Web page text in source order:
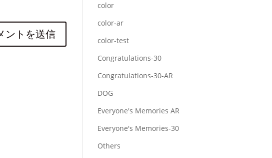
color
color-ar
color-test
Congratulations-30
Congratulations-30-AR
DOG
Everyone's Memories AR
Everyone's Memories-30
Others